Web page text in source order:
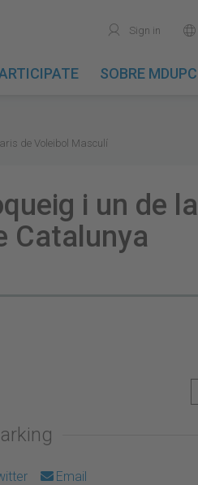
user Sign in world
SOBRE MDUPC
de Voleibol Masculí
i un de la
Catalunya
Email